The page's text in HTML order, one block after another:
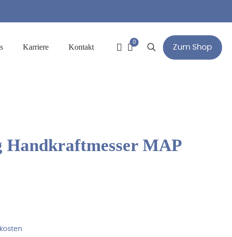
Karriere Kontakt
0
Zum Shop
MAP